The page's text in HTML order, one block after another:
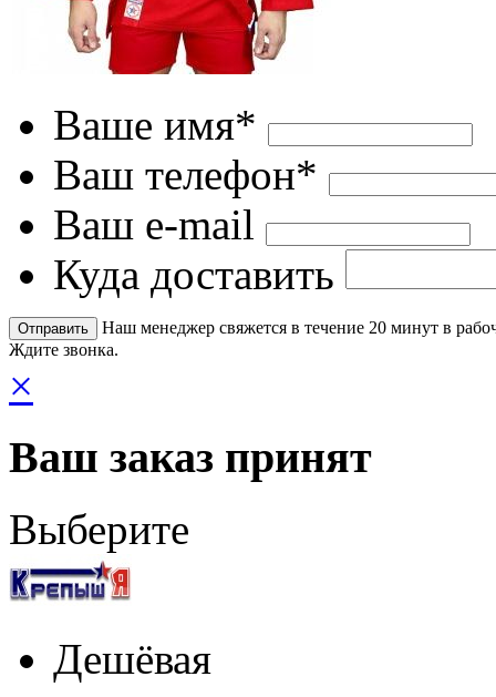
Ваше имя*
Ваш телефон*
Ваш e-mail
Куда доставить
Наш менеджер свяжется в течение 20 минут в
Ждите звонка.
×
Ваш заказ принят
Выберите
Дешёвая